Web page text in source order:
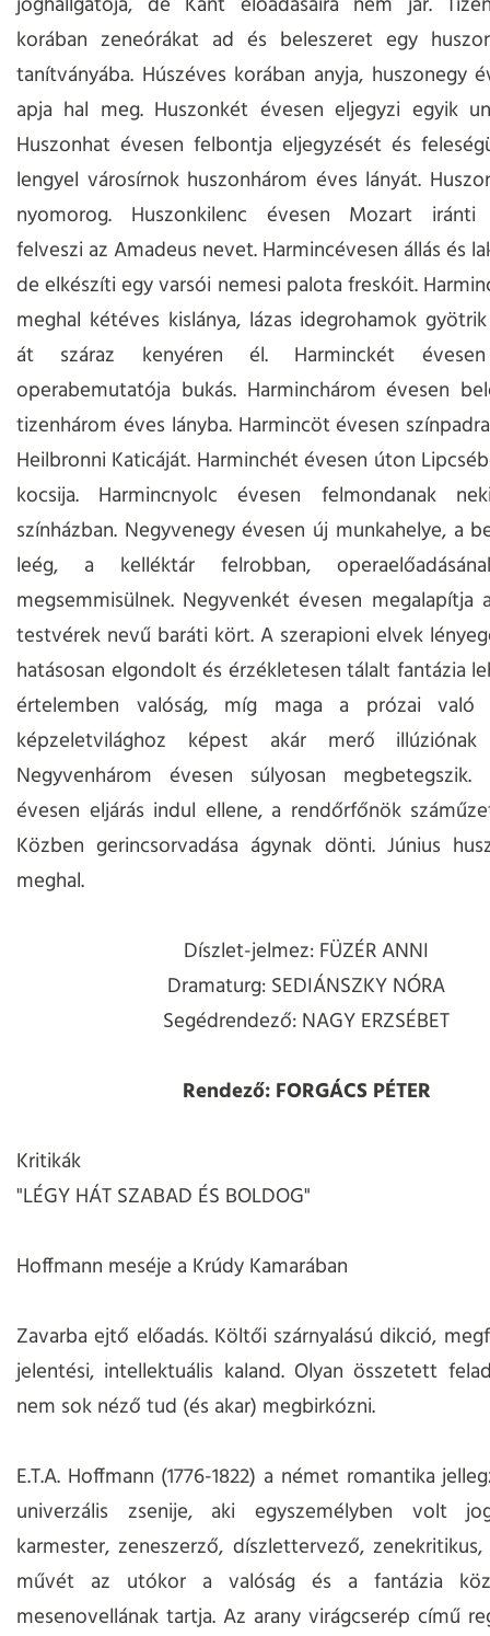
korában zeneórákat ad és beleszeret egy
tanítványába. Húszéves korában anyja, huszonegy
apja hal meg. Huszonkét évesen eljegyzi egyik
Huszonhat évesen felbontja eljegyzését és
lengyel városírnok huszonhárom éves lányát.
nyomorog. Huszonkilenc évesen Mozart iránti
felveszi az Amadeus nevet. Harmincévesen állás és
de elkészíti egy varsói nemesi palota freskóit.
meghal kétéves kislánya, lázas idegrohamok
át száraz kenyéren él. Harminckét
operabemutatója bukás. Harminchárom évesen
tizenhárom éves lányba. Harmincöt évesen
Heilbronni Katicáját. Harminchét évesen úton
kocsija. Harmincnyolc évesen felmondanak
színházban. Negyvenegy évesen új munkahelye, a
leég, a kelléktár felrobban,
megsemmisülnek. Negyvenkét évesen megalapítja
testvérek nevű baráti kört. A szerapioni elvek
hatásosan elgondolt és érzékletesen tálalt fantázia
értelemben valóság, míg maga a prózai
képzeletvilághoz képest akár merő
Negyvenhárom évesen súlyosan megbetegszik.
évesen eljárás indul ellene, a rendőrfőnök
Közben gerincsorvadása ágynak dönti. Június
meghal.
Díszlet-jelmez: FÜZÉR ANNI
Dramaturg: SEDIÁNSZKY NÓRA
Segédrendező: NAGY ERZSÉBET
Rendező: FORGÁCS PÉTER
Kritikák
"LÉGY HÁT SZABAD ÉS BOLDOG"
Hoffmann meséje a Krúdy Kamarában
Zavarba ejtő előadás. Költői szárnyalású dikció,
jelentési, intellektuális kaland. Olyan összetett
nem sok néző tud (és akar) megbirkózni.
E.T.A. Hoffmann (1776-1822) a német romantika
univerzális zsenije, aki egyszemélyben volt
karmester, zeneszerző, díszlettervező,
művét az utókor a valóság és a fantázia
mesenovellának tartja. Az arany virágcserép című